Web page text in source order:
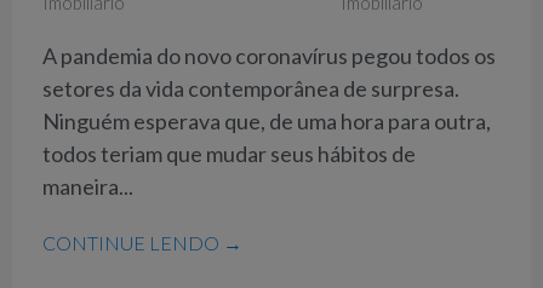
A pandemia do novo coronavírus pegou todos os
setores da vida contemporânea de surpresa.
Ninguém esperava que, de uma hora para outra,
todos teriam que mudar seus hábitos de
maneira...
CONTINUE LENDO →